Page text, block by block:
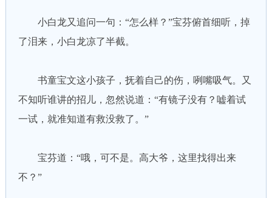
小白龙又追问一句：“怎么样？”宝芬俯首细听，掉
了泪来，小白龙凉了半截。
书童宝文这小孩子，抚着自己的伤，咧嘴吸气。又
不知听谁讲的招儿，忽然说道：“有镜子没有？嘘着试
一试，就准知道有救没救了。”
宝芬道：“哦，可不是。高大爷，这里找得出来
不？”